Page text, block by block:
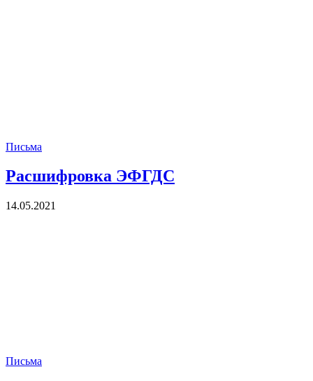
Письма
Расшифровка ЭФГДС
14.05.2021
Письма